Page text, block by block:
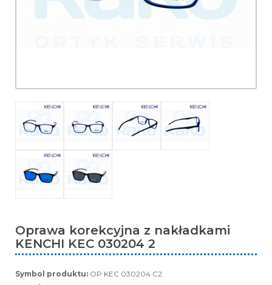
Oprawa korekcyjna z nakładkami
KENCHI KEC 030204 2
Symbol produktu: OP KEC 030204 C2